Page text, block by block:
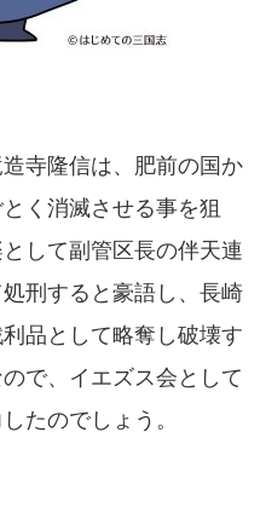
寺隆信は、肥前の国か
く消滅させる事を狙
して副管区長の伴天連
刑すると豪語し、長崎
品として略奪し破壊す
で、イエズス会として
たのでしょう。